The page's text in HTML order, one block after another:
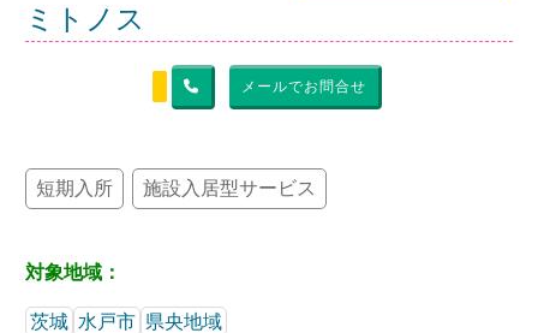
ミトノス
メールでお問合せ
短期入所 施設入居型サービス
対象地域：
茨城 水戸市 県央地域